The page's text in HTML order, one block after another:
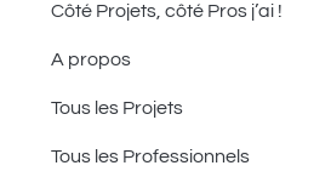
Côté Projets, côté Pros j’ai !
A propos
Tous les Projets
Tous les Professionnels